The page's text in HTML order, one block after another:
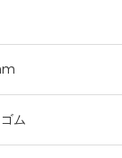
ム